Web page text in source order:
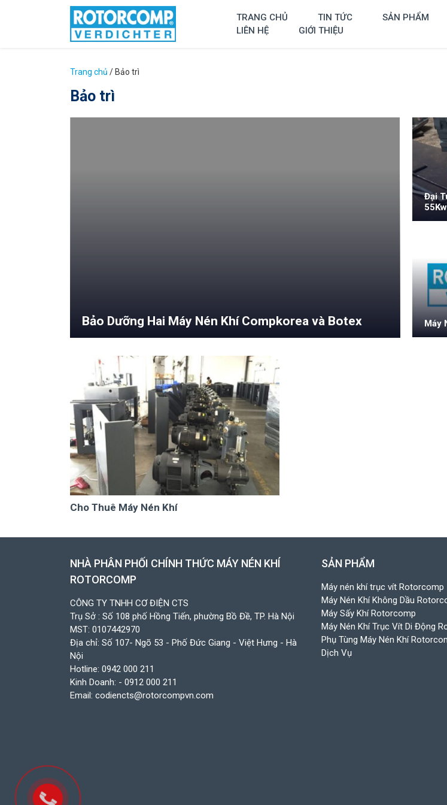
TRANG CHỦ TIN TỨC SẢN PHẨM
LIÊN HỆ
GIỚI THIỆU
Trang chủ / Bảo trì
Bảo trì
Bảo Dưỡng Hai Máy Nén Khí Compkorea và Botex
Đại
55Kw
Máy
Cho Thuê Máy Nén Khí
NHÀ PHÂN PHỐI CHÍNH THỨC MÁY NÉN KHÍ
ROTORCOMP
CÔNG TY TNHH CƠ ĐIỆN CTS
Trụ Sở : Số 108 phố Hồng Tiến, phường Bồ Đề, TP. Hà Nội
MST: 0107442970
Địa chỉ: Số 107- Ngõ 53 - Phố Đức Giang - Việt Hưng - Hà
Nội
Hotline: 0942 000 211
Kinh Doanh: - 0912 000 211
Email: codiencts@rotorcompvn.com
SẢN PHẨM
Máy nén khí trục vít Rotorcomp
Máy Nén Khí Không Dầu
Máy Sấy Khí Rotorcomp
Máy Nén Khí Trục Vít Di Động
Phụ Tùng Máy Nén Khí
Dịch Vụ